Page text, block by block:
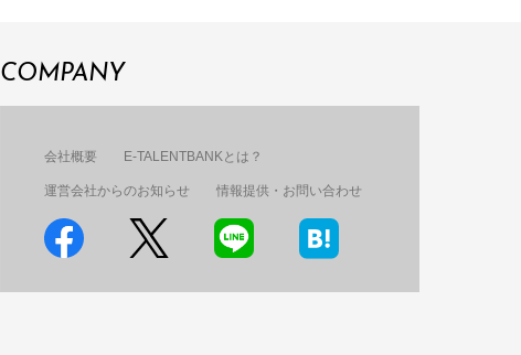
COMPANY
会社概要 E-TALENTBANKとは？
運営会社からのお知らせ 情報提供・お問い合わせ